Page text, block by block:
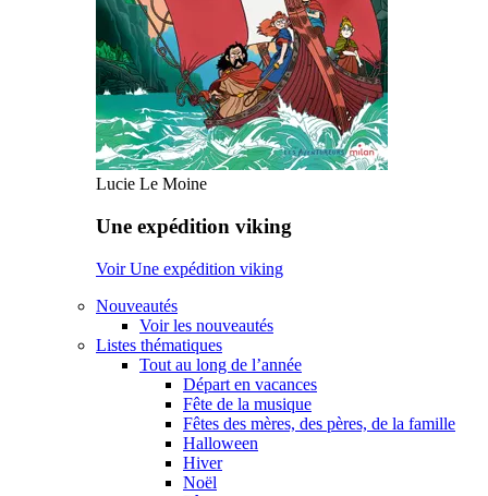
Lucie Le Moine
Une expédition viking
Voir Une expédition viking
Nouveautés
Voir les nouveautés
Listes thématiques
Tout au long de l’année
Départ en vacances
Fête de la musique
Fêtes des mères, des pères, de la famille
Halloween
Hiver
Noël